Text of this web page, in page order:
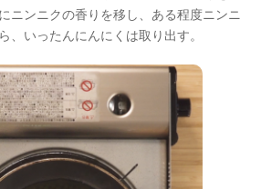
ニンニクの香りを移し、ある程度ニンニ
、いったんにんにくは取り出す。